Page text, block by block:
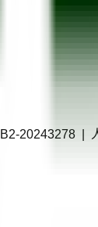
20243278 |